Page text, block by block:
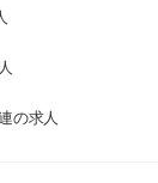
の求人